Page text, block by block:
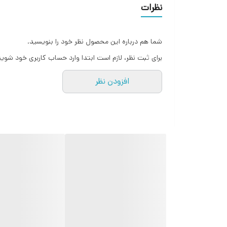
سریع‌تر و راحت‌تری را فراهم می‌کند و تجربه‌ای کارآمدتر
هستید، نوکیا 2760 فلیپ گزینه‌ای عالی برای شما خواهد بود!
نظرات
شما هم درباره این محصول نظر خود را بنویسید.
برای ثبت نظر، لازم است ابتدا وارد حساب کاربری خود
افزودن نظر